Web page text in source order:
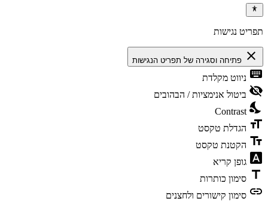
תפריט נגישות
close פתיחה וסגירה של תפריט הנגישות
keyboard ניווט מקלדת
visibility_off ביטול אנימציות / הבהובים
nights_stay
Contrast
format_size הגדלת טקסט
text_fields הקטנת טקסט
font_download גופן קריא
title סימון כותרות
link סימון קישורים ולחצנים